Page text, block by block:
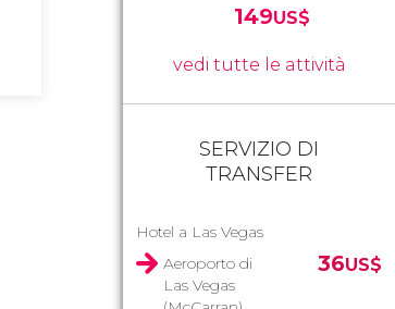
149US$
vedi tutte le attività
SERVIZIO DI
TRANSFER
Hotel a Las Vegas
Aeroporto di
Las Vegas
36US$